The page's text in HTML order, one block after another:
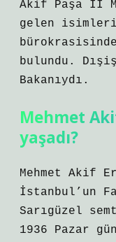
Akif Paşa II
gelen
bulundu.
Bakanıydı.
Mehmet
yaşadı?
Mehmet Akif
İstanbul’un
Sarıgüzel
1936 Pazar